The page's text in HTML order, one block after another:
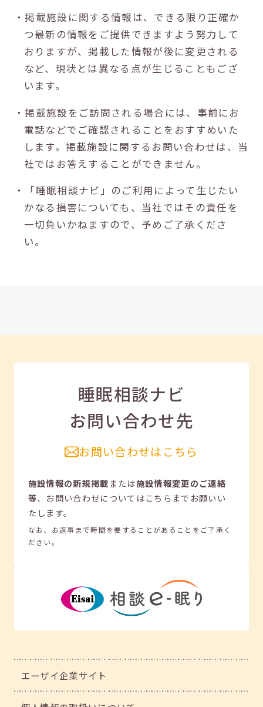
・掲載施設に関する情報は、できる限り正確か
つ最新の情報をご提供できますよう努力して
おりますが、掲載した情報が後に変更される
など、現状とは異なる点が生じることもござ
います。
・掲載施設をご訪問される場合には、事前にお
電話などでご確認されることをおすすめいた
します。掲載施設に関するお問い合わせは、当
社ではお答えすることができません。
・「睡眠相談ナビ」のご利用によって生じたい
かなる損害についても、当社ではその責任を
一切負いかねますので、予めご了承くださ
い。
睡眠相談ナビ
お問い合わせ先
お問い合わせはこちら
施設情報の新規掲載または施設情報変更のご連絡
等、 お問い合わせについてはこちらまでお願いい
たします。
なお、お返事まで時間を要することがあることをご了承く
ださい。
エーザイ企業サイト